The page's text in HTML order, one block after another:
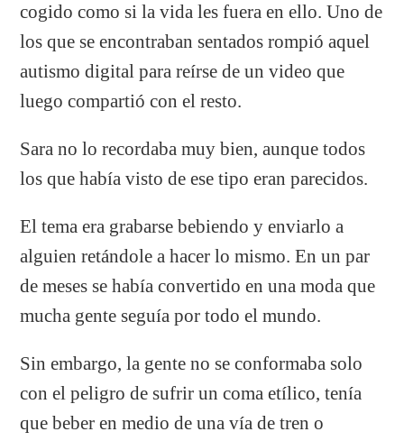
cogido como si la vida les fuera en ello. Uno de
los que se encontraban sentados rompió aquel
autismo digital para reírse de un video que
luego compartió con el resto.
Sara no lo recordaba muy bien, aunque todos
los que había visto de ese tipo eran parecidos.
El tema era grabarse bebiendo y enviarlo a
alguien retándole a hacer lo mismo. En un par
de meses se había convertido en una moda que
mucha gente seguía por todo el mundo.
Sin embargo, la gente no se conformaba solo
con el peligro de sufrir un coma etílico, tenía
que beber en medio de una vía de tren o